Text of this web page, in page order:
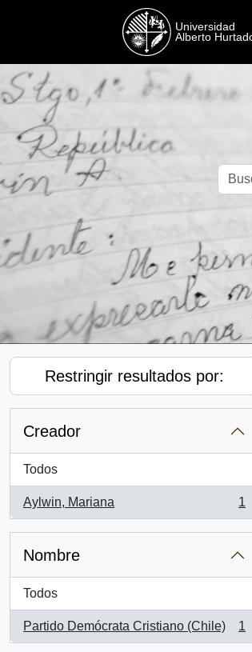
Restringir resultados por:
Creador
Todos
Aylwin, Mariana
, 1 resultados
1
Nombre
Todos
Partido Demócrata Cristiano (Chile)
, 1 resultados
1